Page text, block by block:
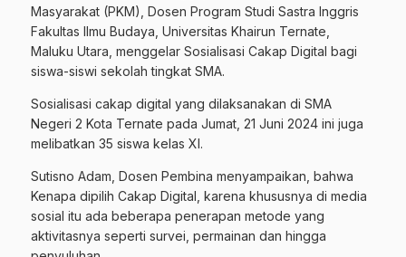
Masyarakat (PKM), Dosen Program Studi Sastra Inggris
Fakultas Ilmu Budaya, Universitas Khairun Ternate,
Maluku Utara, menggelar Sosialisasi Cakap Digital bagi
siswa-siswi sekolah tingkat SMA.
Sosialisasi cakap digital yang dilaksanakan di SMA
Negeri 2 Kota Ternate pada Jumat, 21 Juni 2024 ini juga
melibatkan 35 siswa kelas XI.
Sutisno Adam, Dosen Pembina menyampaikan, bahwa
Kenapa dipilih Cakap Digital, karena khususnya di media
sosial itu ada beberapa penerapan metode yang
aktivitasnya seperti survei, permainan dan hingga